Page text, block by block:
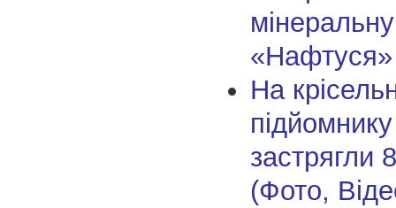
«Нафтуся»
На
застрягли
(Фото,